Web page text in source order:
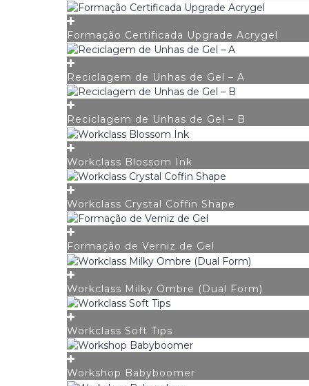
Formação Certificada Upgrade Acrygel
Reciclagem de Unhas de Gel – A
Reciclagem de Unhas de Gel – B
Workclass Blossom Ink
Workclass Crystal Coffin Shape
Formação de Verniz de Gel
Workclass Milky Ombre (Dual Form)
Workclass Soft Tips
Workshop Babyboomer